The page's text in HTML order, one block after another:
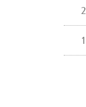
2
1